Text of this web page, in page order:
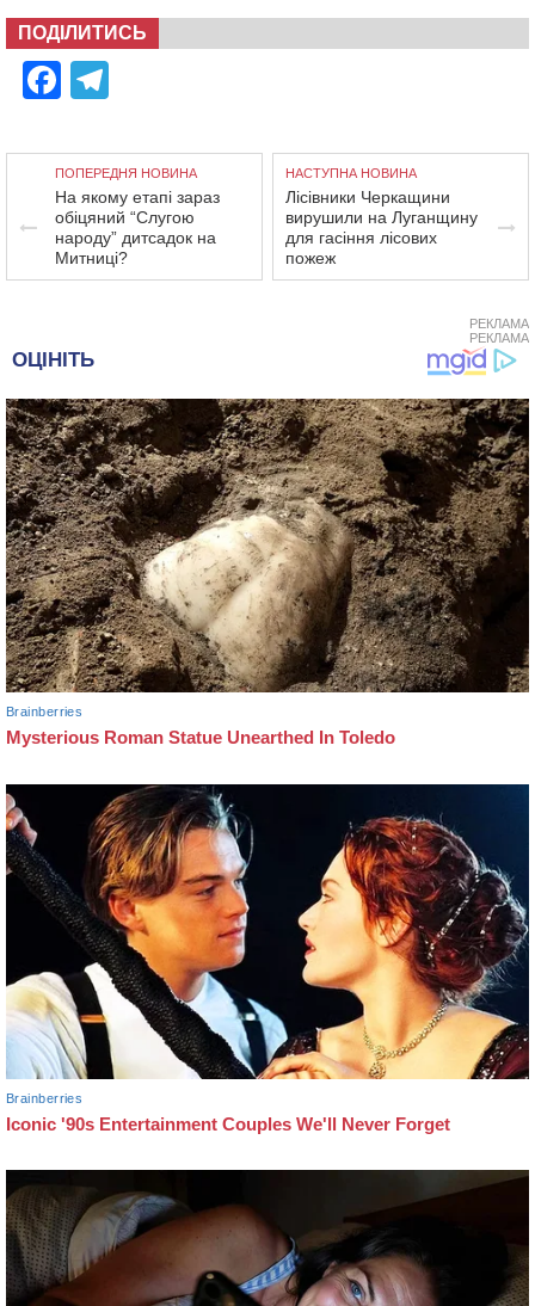
ПОДІЛИТИСЬ
Facebook
ПОПЕРЕДНЯ НОВИНА
На якому етапі зараз
обіцяний “Слугою
народу” дитсадок на
Митниці?
НАСТУПНА НОВИНА
Лісівники Черкащини
вирушили на Луганщину
для гасіння лісових
пожеж
РЕКЛАМА
РЕКЛАМА